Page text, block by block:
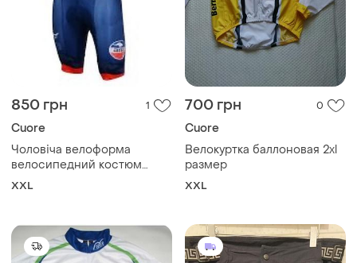
850 грн 1
Cuore
Чоловіча велоформа
велосипедний костюм
комплект велоджерсі та
XXL
700 грн 0
Cuore
Велокуртка баллоновая 2xl
размер
XXL